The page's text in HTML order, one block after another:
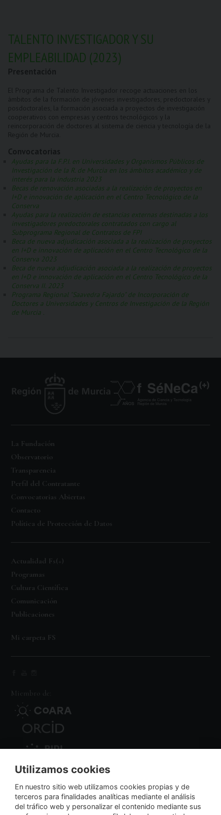
TALENTO INVESTIGADOR Y SU
EMPLEABILIDAD (2023)
Ayudas para la F.P.I. en Universidades y Organismos Públicos de
Investigación de la R. de Murcia en los ámbitos académico y de
interés para la industria 2023
Becas de renovación asociadas a la realización de proyectos en
I+D e innovación de aplicación en el Centro Tecnológico de la
Conserva
Ayudas para la realización de estancias externas destinadas a los
investigadores predoctorales contratados con cargo al
Subprograma Regional de Contratos de FPI
Beca de nueva adjudicación asociada a la realización de proyectos
en I+D e innovación de aplicación en el Centro Tecnológico de la
Conserva 2023
Beca de nueva adjudicación asociada a la realización de proyectos
en I+D e innovación de aplicación en el Centro Tecnológico de la
Conserva II. 2023
Programa Regional "Saavedra Fajardo" de Incorporación de
Doctores a Universidades y Centros de Investigación de la Región
de Murcia .
La Fundación
Observatorio
Transparencia
Perfil del Contratante
Convocatorias Abiertas
Contacto
Política de Protección de Datos
Actualidad Fs(+)
Programas
Cultura Científica
Comunicación
Publicaciones
Mi carpeta FS
Miembro de:
Nodo Regional
NextGenerationEU
Utilizamos cookies
En nuestro sitio web utilizamos cookies propias y de
terceros para finalidades analíticas mediante el análisis
del tráfico web y personalizar el contenido mediante sus